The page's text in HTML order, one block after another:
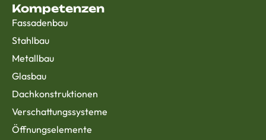
Kompetenzen
Fassadenbau
Stahlbau
Metallbau
Glasbau
Dachkonstruktionen
Verschattungssysteme
Öffnungselemente